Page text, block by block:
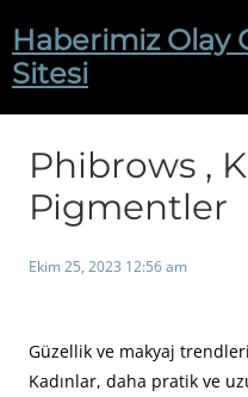
geçHaberimiz Olay
Sitesi
Phibrows ,
Pigmentler
Ekim 25, 2023 12:56 am
Güzellik ve makyaj
Kadınlar, daha pratik ve